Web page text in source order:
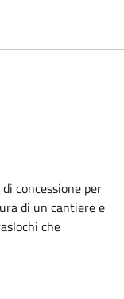
concessione per
di un cantiere e
che